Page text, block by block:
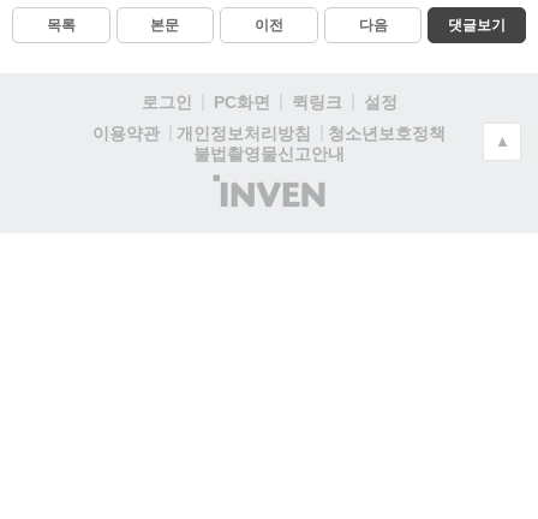
목록 본문 이전 다음 댓글보기
로그인 PC화면 퀵링크
설정
이용약관
개인정보처리방침
청소년보호정책
불법촬영물신고안내
(주)
인
▲